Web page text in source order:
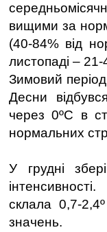
вищими за
(40-84% від
листопаді –
Зимовий
Десни
через 0ºC в
нормальних
У грудні
склала 0,7-
значень.